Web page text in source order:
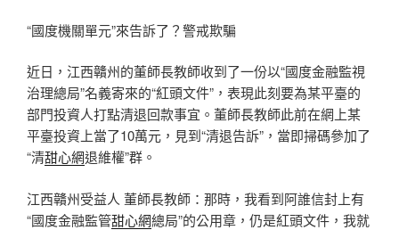
“國度機關單元”來告訴了？警戒欺騙
近日，江西贛州的董師長教師收到了一份以“國度金融監視
治理總局”名義寄來的“紅頭文件”，表現此刻要為某平臺的
部門投資人打點清退回款事宜。董師長教師此前在網上某
平臺投資上當了10萬元，見到“清退告訴”，當即掃碼參加了
“清甜心網退維權”群。
江西贛州受益人 董師長教師：那時，我看到阿誰信封上有
“國度金融監管甜心網總局”的公用章，仍是紅頭文件，我就